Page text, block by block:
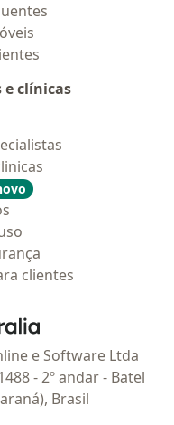
e clínicas
clientes
- Homepage
e Software Ltda
- 2º andar - Batel
Brasil